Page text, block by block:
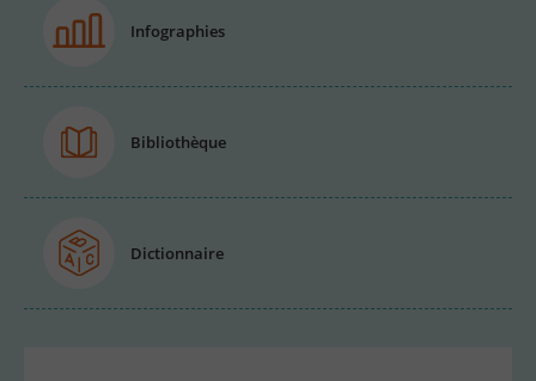
Infographies
Bibliothèque
Dictionnaire